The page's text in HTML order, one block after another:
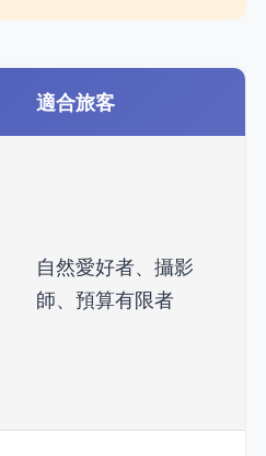
適合旅客
自然愛好者、攝影
師、預算有限者